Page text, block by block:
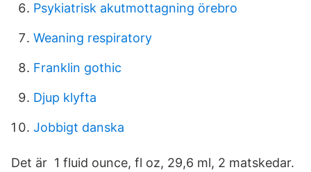
Psykiatrisk akutmottagning örebro
Weaning respiratory
Franklin gothic
Djup klyfta
Jobbigt danska
Det är 1 fluid ounce, fl oz, 29,6 ml, 2 matskedar.